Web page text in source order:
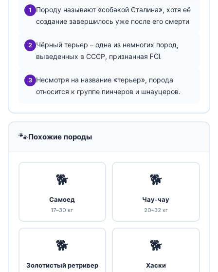
1
Породу называют «собакой Сталина», хотя её
создание завершилось уже после его смерти.
2 Чёрный терьер – одна из немногих пород,
выведенных в СССР, признанная FCI.
3 Несмотря на название «терьер», порода
относится к группе пинчеров и шнауцеров.
🐾Похожие породы
🐕
Самоед
17–30 кг
🐕
Чау-чау
20–32 кг
🐕
Золотистый ретривер
🐕
Хаски